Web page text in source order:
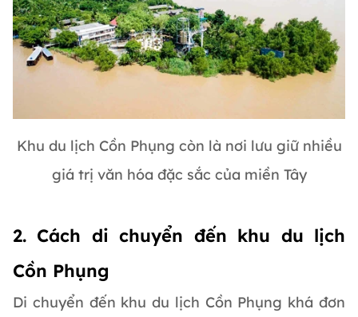
Khu du lịch Cồn Phụng còn là nơi lưu giữ nhiều
giá trị văn hóa đặc sắc của miền Tây
2. Cách di chuyển đến khu du lịch
Cồn Phụng
Di chuyển đến khu du lịch Cồn Phụng khá đơn